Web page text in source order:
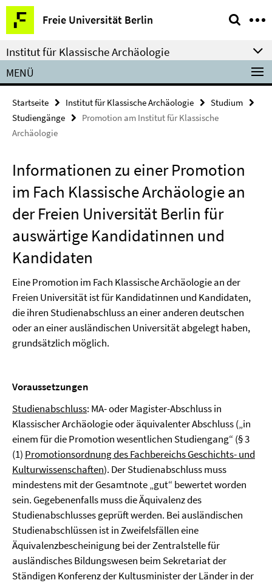
Springe
direkt
zu
Inhalt
Freie Universität Berlin
Service-
Navigation
Institut für Klassische Archäologie
MENÜ
Startseite Institut für Klassische Archäologie
Studium
Studiengänge
Promotion am Institut für Klassische
Archäologie
Informationen zu einer Promotion
im Fach Klassische Archäologie an
der Freien Universität Berlin für
auswärtige Kandidatinnen und
Kandidaten
Eine Promotion im Fach Klassische Archäologie an der
Freien Universität ist für Kandidatinnen und Kandidaten,
die ihren Studienabschluss an einer anderen deutschen
oder an einer ausländischen Universität abgelegt haben,
grundsätzlich möglich.
Voraussetzungen
­Studienabschluss: MA- oder Magister-Abschluss in
Klassischer Archäologie oder äquivalenter Abschluss („in
einem für die Promotion wesentlichen Studiengang“ (§ 3
(1) Promotionsordnung des Fachbereichs Geschichts- und
Kulturwissenschaften). Der Studienabschluss muss
mindestens mit der Gesamtnote „gut“ bewertet worden
sein. Gegebenenfalls muss die Äquivalenz des
Studienabschlusses geprüft werden. Bei ausländischen
Studienabschlüssen ist in Zweifelsfällen eine
Äquivalenzbescheinigung bei der Zentralstelle für
ausländisches Bildungswesen beim Sekretariat der
Ständigen Konferenz der Kultusminister der Länder in der